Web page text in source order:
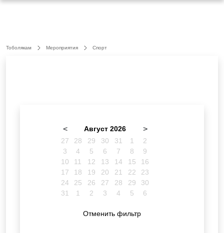
Тоболякам Мероприятия Спорт
< Август 2026 >
27 28 29 30 31 1
2
3
4 5 6 7 8
9
10
11 12 13 14 15
16
17
18 19 20 21 22
23
24
25 26 27 28 29
30
31
1 2 3 4 5 6
Отменить фильтр